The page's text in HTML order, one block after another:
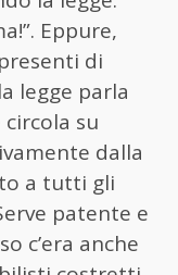
Eppure,
di
legge parla
circola su
dalla
a tutti gli
patente e
c’era anche